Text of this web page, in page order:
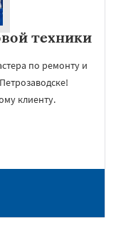
техники
по ремонту и
клиенту.